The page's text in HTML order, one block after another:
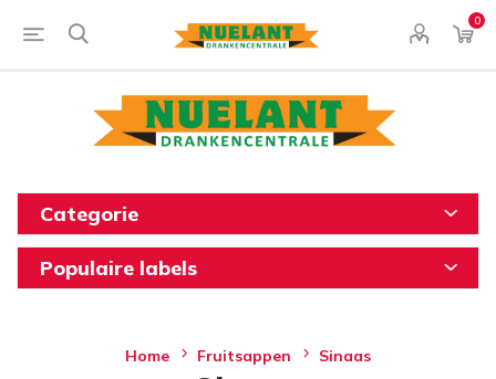
0
Categorie
Populaire labels
Home Fruitsappen Sinaas